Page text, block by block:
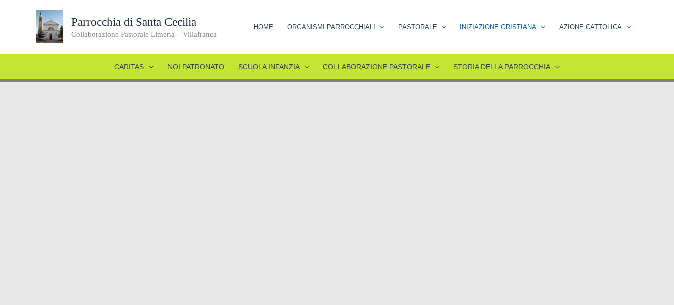
Parrocchia di Santa Cecilia
Collaborazione Pastorale Limena – Villafranca
HOME ORGANISMI PARROCCHIALI PASTORALE INIZIAZIONE CRISTIANA AZIONE CATTOLICA
CARITAS NOI PATRONATO SCUOLA INFANZIA COLLABORAZIONE PASTORALE STORIA DELLA PARROCCHIA